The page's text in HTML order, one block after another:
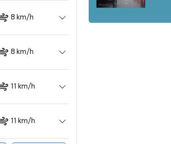
8 km/h
8 km/h
11 km/h
11 km/h